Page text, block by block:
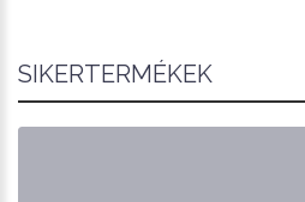
SIKERTERMÉKEK